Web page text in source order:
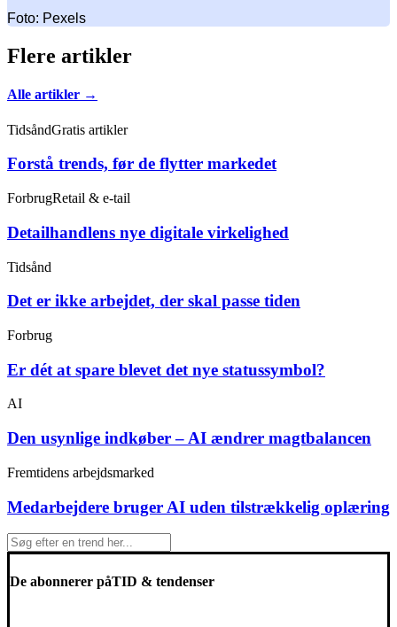
Foto: Pexels
Flere artikler
Alle artikler →
TidsåndGratis artikler
Forstå trends, før de flytter markedet
ForbrugRetail & e-tail
Detailhandlens nye digitale virkelighed
Tidsånd
Det er ikke arbejdet, der skal passe tiden
Forbrug
Er dét at spare blevet det nye statussymbol?
AI
Den usynlige indkøber – AI ændrer magtbalancen
Fremtidens arbejdsmarked
Medarbejdere bruger AI uden tilstrækkelig oplæring
De abonnerer påTID & tendenser